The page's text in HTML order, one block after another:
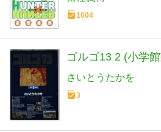
1004
ゴルゴ13 2 (小学
さいとうたかを
3